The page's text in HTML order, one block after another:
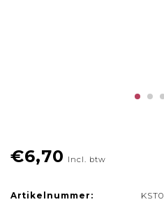
€6,70 Incl. btw
Artikelnummer: